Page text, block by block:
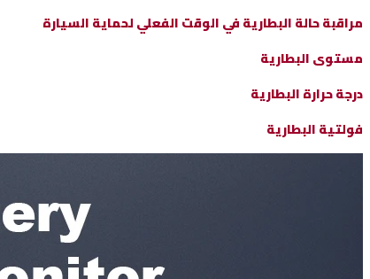
مراقبة حالة البطارية في الوقت الفعلي لحماية السيارة
مستوى البطارية
درجة حرارة البطارية
فولتية البطارية